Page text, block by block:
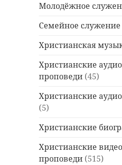
Молодёжное
Семейное служение
Христианская
Христианские аудио
проповеди (45)
Христианские
(5)
Христианские
Христианские видео
проповеди (515)